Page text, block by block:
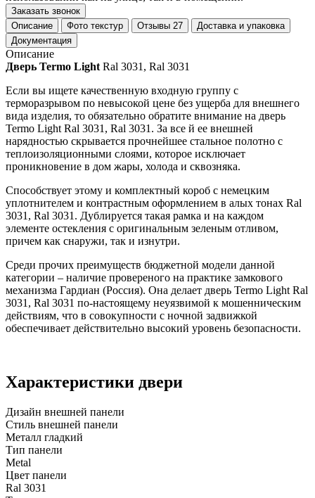
Заказать звонок
Описание
Фото текстур Отзывы 27
Доставка и упаковка
Документация
Описание
Дверь Termo Light Ral 3031, Ral 3031
Если вы ищете качественную входную группу с
терморазрывом по невысокой цене без ущерба для внешнего
вида изделия, то обязательно обратите внимание на дверь
Termo Light Ral 3031, Ral 3031. За все й ее внешней
нарядностью скрывается прочнейшее стальное полотно с
теплоизоляционными слоями, которое исключает
проникновение в дом жары, холода и сквозняка.
Способствует этому и комплектный короб с немецким
уплотнителем и контрастным оформлением в алых тонах Ral
3031, Ral 3031. Дублируется такая рамка и на каждом
элементе остекления с оригинальным зеленым отливом,
причем как снаружи, так и изнутри.
Среди прочих преимуществ бюджетной модели данной
категории – наличие провереного на практике замкового
механизма Гардиан (Россия). Она делает дверь Termo Light Ral
3031, Ral 3031 по-настоящему неуязвимой к мошенническим
действиям, что в совокупности с ночной задвижкой
обеспечивает действительно высокий уровень безопасности.
Характеристики двери
Дизайн внешней панели
Стиль внешней панели
Металл гладкий
Тип панели
Metal
Цвет панели
Ral 3031